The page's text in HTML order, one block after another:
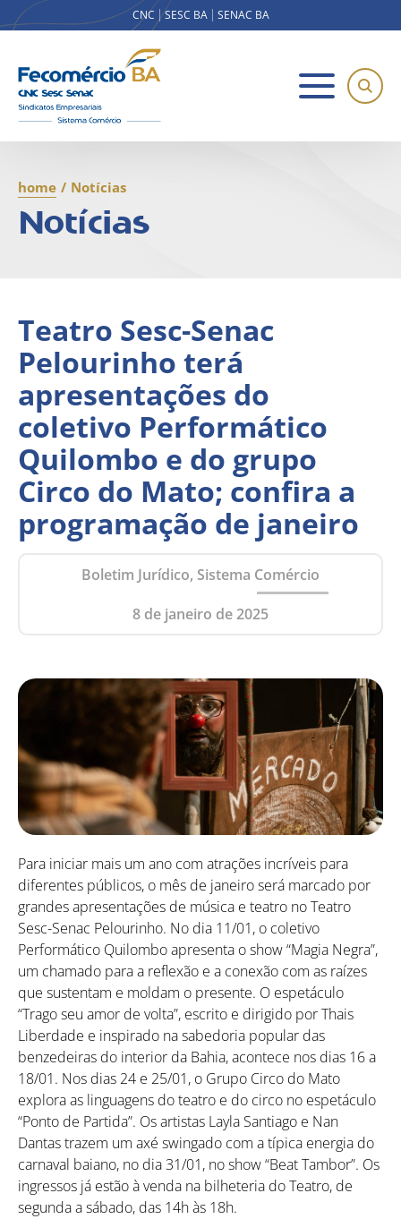
CNC SESC BA SENAC BA
home / Notícias
Notícias
Teatro Sesc-Senac
Pelourinho terá
apresentações do
coletivo Performático
Quilombo e do grupo
Circo do Mato; confira a
programação de janeiro
Boletim Jurídico, Sistema Comércio
8 de janeiro de 2025
Para iniciar mais um ano com atrações incríveis para
diferentes públicos, o mês de janeiro será marcado por
grandes apresentações de música e teatro no Teatro
Sesc-Senac Pelourinho. No dia 11/01, o coletivo
Performático Quilombo apresenta o show “Magia Negra”,
um chamado para a reflexão e a conexão com as raízes
que sustentam e moldam o presente. O espetáculo
“Trago seu amor de volta”, escrito e dirigido por Thais
Liberdade e inspirado na sabedoria popular das
benzedeiras do interior da Bahia, acontece nos dias 16 a
18/01. Nos dias 24 e 25/01, o Grupo Circo do Mato
explora as linguagens do teatro e do circo no espetáculo
“Ponto de Partida”. Os artistas Layla Santiago e Nan
Dantas trazem um axé swingado com a típica energia do
carnaval baiano, no dia 31/01, no show “Beat Tambor”. Os
ingressos já estão à venda na bilheteria do Teatro, de
segunda a sábado, das 14h às 18h.